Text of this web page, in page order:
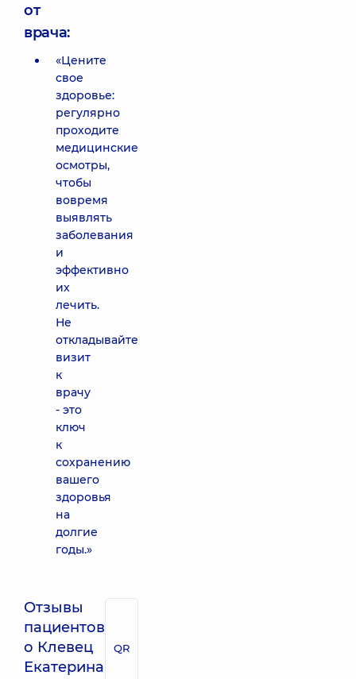
от
врача:
«Цените
свое
здоровье:
регулярно
проходите
медицинские
осмотры,
чтобы
вовремя
выявлять
заболевания
и
эффективно
их
лечить.
Не
откладывайте
визит
к
врачу
- это
ключ
к
сохранению
вашего
здоровья
на
долгие
годы.»
Отзывы
пациентов
о Клевец
Екатерина
QR